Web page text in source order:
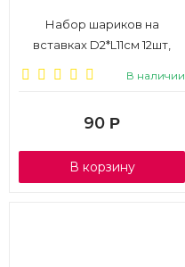
Набор шариков на
вставках D2*L11см 12шт,
В наличии
90 Р
В корзину